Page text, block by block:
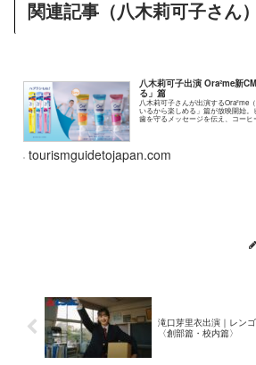
関連記事（八木莉可子さん）
八木莉可子出演 Ora²me新
る」篇
八木莉可子さんが出演するOra²me
いるから楽しめる」篇が放映開始
歯を守るメッセージを伝え、コーヒ
tourismguidetojapan.com
滝口芽里衣出演｜レン
〈創部篇・校内篇〉